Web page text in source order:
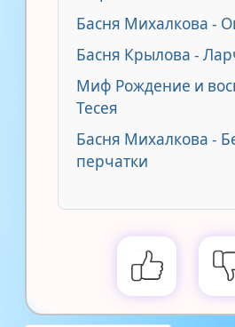
Басня Михалкова -
Басня Крылова -
Миф Рождение и
Тесея
Басня Михалкова -
перчатки